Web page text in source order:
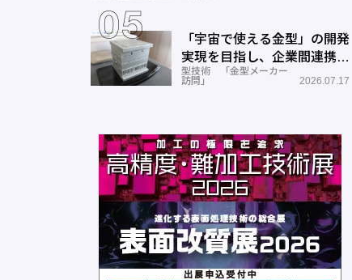
「宇宙で使える金型」の開発
実現を目指し、企業間連携を
推進―ワールド工業
型技術 「金型メーカー
訪問」
2026.07.17